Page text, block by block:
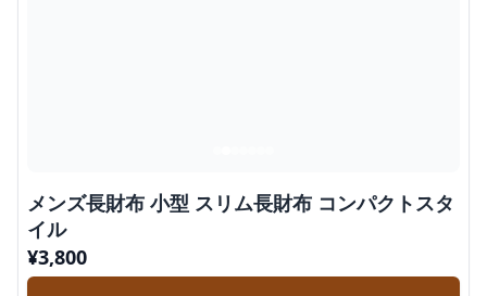
メンズ長財布 小型 スリム長財布 コンパクトスタ
イル
¥3,800